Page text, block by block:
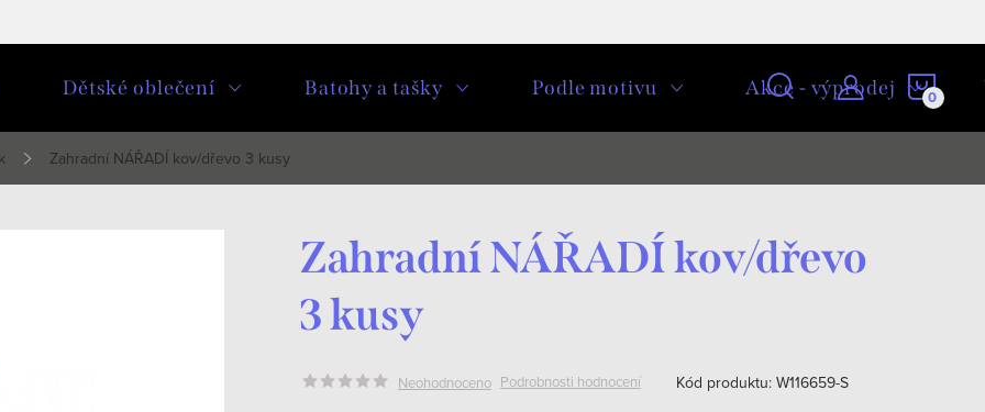
Dětské oblečení Batohy a tašky Podle motivu Akce - výprodej
Zahradní NÁŘADÍ kov/dřevo 3 kusy
Zahradní NÁŘADÍ kov/dřevo
3 kusy
Neohodnoceno Podrobnosti hodnocení Kód produktu: W116659-S